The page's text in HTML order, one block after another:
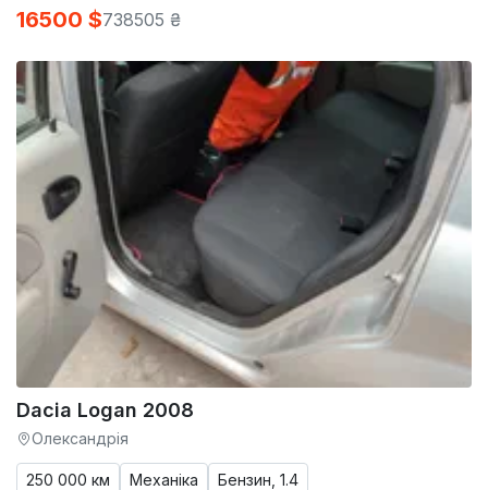
16500 $738505 ₴
Dacia Logan 2008
Олександрія
250 000 км Механіка Бензин, 1.4